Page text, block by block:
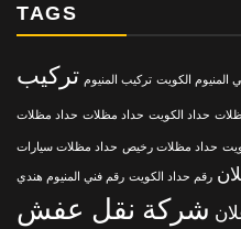
TAGS
المنيوم الكويت تركيب المنيوم تركيب
حداد الكويت حداد مظلات حداد مظلات
حداد مظلات رخيص حداد مظلات سيارات
رقم حداد الكويت رقم فني المنيوم هندي
شركة نقل عفش